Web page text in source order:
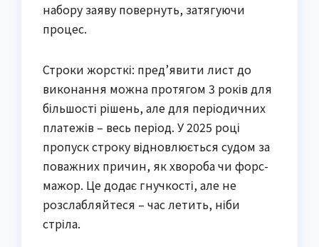
набору заяву повернуть, затягуючи
процес.
Строки жорсткі: пред’явити лист до
виконання можна протягом 3 років для
більшості рішень, але для періодичних
платежів – весь період. У 2025 році
пропуск строку відновлюється судом за
поважних причин, як хвороба чи форс-
мажор. Це додає гнучкості, але не
розслабляйтеся – час летить, ніби
стріла.